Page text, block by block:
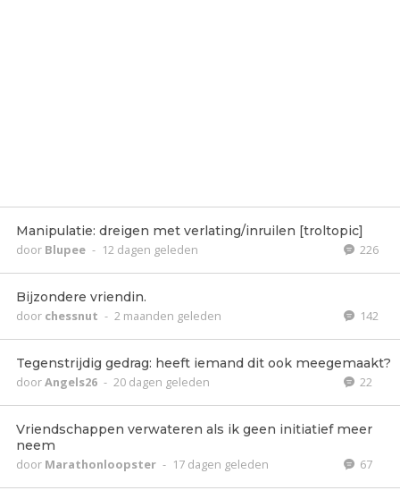
Manipulatie: dreigen met verlating/inruilen [troltopic]
door Blupee - 12 dagen geleden 226
Bijzondere vriendin.
door chessnut - 2 maanden geleden 142
Tegenstrijdig gedrag: heeft iemand dit ook meegemaakt?
doorAngels26 - 20 dagen geleden 22
Vriendschappen verwateren als ik geen initiatief meer
neem
door Marathonloopster - 17 dagen geleden 67